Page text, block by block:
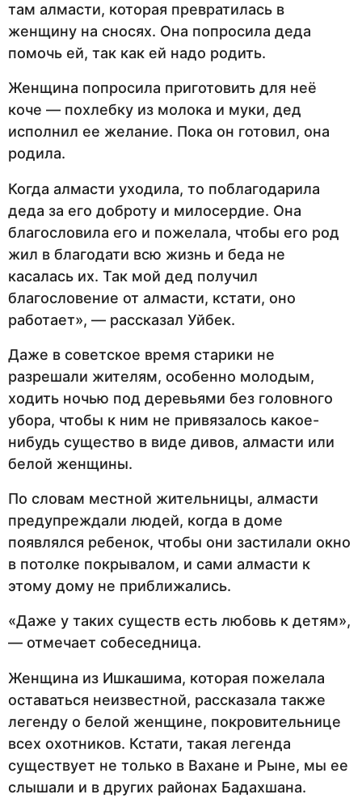
там алмасти, которая превратилась в
женщину на сносях. Она попросила деда
помочь ей, так как ей надо родить.
Женщина попросила приготовить для неё
коче — похлебку из молока и муки, дед
исполнил ее желание. Пока он готовил, она
родила.
Когда алмасти уходила, то поблагодарила
деда за его доброту и милосердие. Она
благословила его и пожелала, чтобы его род
жил в благодати всю жизнь и беда не
касалась их. Так мой дед получил
благословение от алмасти, кстати, оно
работает», — рассказал Уйбек.
Даже в советское время старики не
разрешали жителям, особенно молодым,
ходить ночью под деревьями без головного
убора, чтобы к ним не привязалось какое-
нибудь существо в виде дивов, алмасти или
белой женщины.
По словам местной жительницы, алмасти
предупреждали людей, когда в доме
появлялся ребенок, чтобы они застилали окно
в потолке покрывалом, и сами алмасти к
этому дому не приближались.
«Даже у таких существ есть любовь к детям»,
— отмечает собеседница.
Женщина из Ишкашима, которая пожелала
оставаться неизвестной, рассказала также
легенду о белой женщине, покровительнице
всех охотников. Кстати, такая легенда
существует не только в Вахане и Рыне, мы ее
слышали и в других районах Бадахшана.